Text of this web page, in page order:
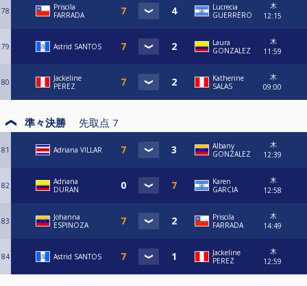
78
Priscila
FARRADA
Lucrecia
GUERRERO
木
12:15
79 Astrid SANTOS
Laura
GONZALEZ
木
11:59
80
Jackeline
PEREZ
Katherine
SALAS
木
09:00
準々決勝 先取点 7
81 Adriana VILLAR
Albany
GONZALEZ
木
12:39
82
Adriana
DURAN
Karen
GARCIA
木
12:58
83
Johanna
ESPINOZA
Priscila
FARRADA
木
14:49
84 Astrid SANTOS
Jackeline
PEREZ
木
12:59